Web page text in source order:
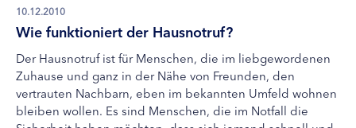
10.12.2010
Wie funktioniert der Hausnotruf?
Der Hausnotruf ist für Menschen, die im liebgewordenen
Zuhause und ganz in der Nähe von Freunden, den
vertrauten Nachbarn, eben im bekannten Umfeld wohnen
bleiben wollen. Es sind Menschen, die im Notfall die